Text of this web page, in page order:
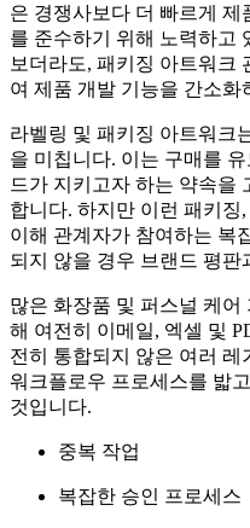
은 경쟁사보다 더 빠르게 제
를 준수하기 위해 노력하고
보더라도, 패키징 아트워크
여 제품 개발 기능을 간소
라벨링 및 패키징 아트워크
을 미칩니다. 이는 구매를
드가 지키고자 하는 약속을
합니다. 하지만 이런 패키징
이해 관계자가 참여하는 복
되지 않을 경우 브랜드 평
많은 화장품 및 퍼스널 케어
해 여전히 이메일, 엑셀 및
전히 통합되지 않은 여러
워크플로우 프로세스를 밟
것입니다.
중복 작업
복잡한 승인 프로세스